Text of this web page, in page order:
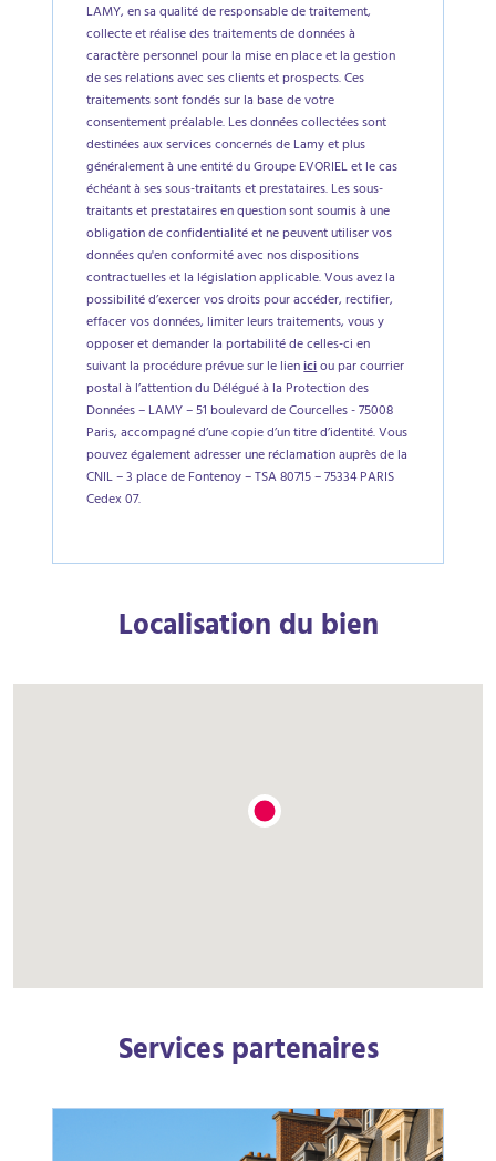
LAMY, en sa qualité de responsable de traitement,
collecte et réalise des traitements de données à
caractère personnel pour la mise en place et la gestion
de ses relations avec ses clients et prospects. Ces
traitements sont fondés sur la base de votre
consentement préalable. Les données collectées sont
destinées aux services concernés de Lamy et plus
généralement à une entité du Groupe EVORIEL et le cas
échéant à ses sous-traitants et prestataires. Les sous-
traitants et prestataires en question sont soumis à une
obligation de confidentialité et ne peuvent utiliser vos
données qu'en conformité avec nos dispositions
contractuelles et la législation applicable. Vous avez la
possibilité d’exercer vos droits pour accéder, rectifier,
effacer vos données, limiter leurs traitements, vous y
opposer et demander la portabilité de celles-ci en
suivant la procédure prévue sur le lieniciou par courrier
postal à l’attention du Délégué à la Protection des
Données – LAMY – 51 boulevard de Courcelles - 75008
Paris, accompagné d’une copie d’un titre d’identité. Vous
pouvez également adresser une réclamation auprès de la
CNIL – 3 place de Fontenoy – TSA 80715 – 75334 PARIS
Cedex 07.
Localisation du bien
Services partenaires